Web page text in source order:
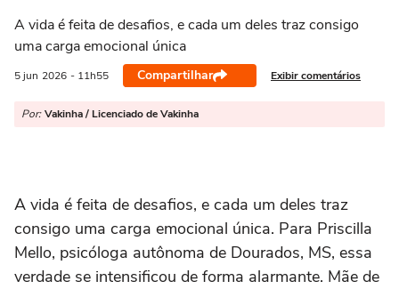
A vida é feita de desafios, e cada um deles traz consigo
uma carga emocional única
5 jun 2026 - 11h55 Compartilhar Exibir comentários
Por: Vakinha / Licenciado de Vakinha
A vida é feita de desafios, e cada um deles traz
consigo uma carga emocional única. Para Priscilla
Mello, psicóloga autônoma de Dourados, MS, essa
verdade se intensificou de forma alarmante. Mãe de